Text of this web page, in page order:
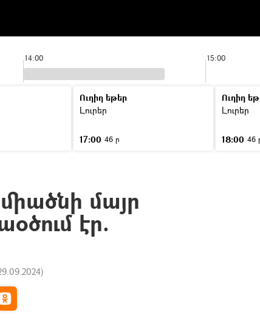
14:00 15:00
Ուղիղ եթեր
Լուրեր
17:00 46 ր
Ուղիղ
Լուրեր
18:00 46
մայր
էր.
)